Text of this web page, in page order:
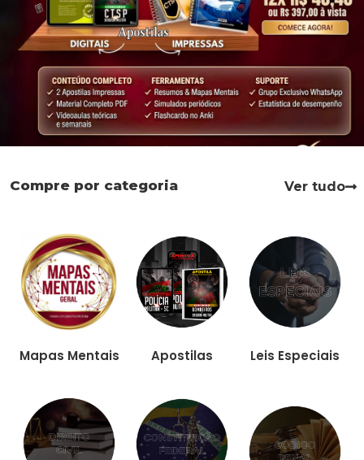
Compre por categoria Ver tudo
Mapas Mentais Apostilas Leis Especiais